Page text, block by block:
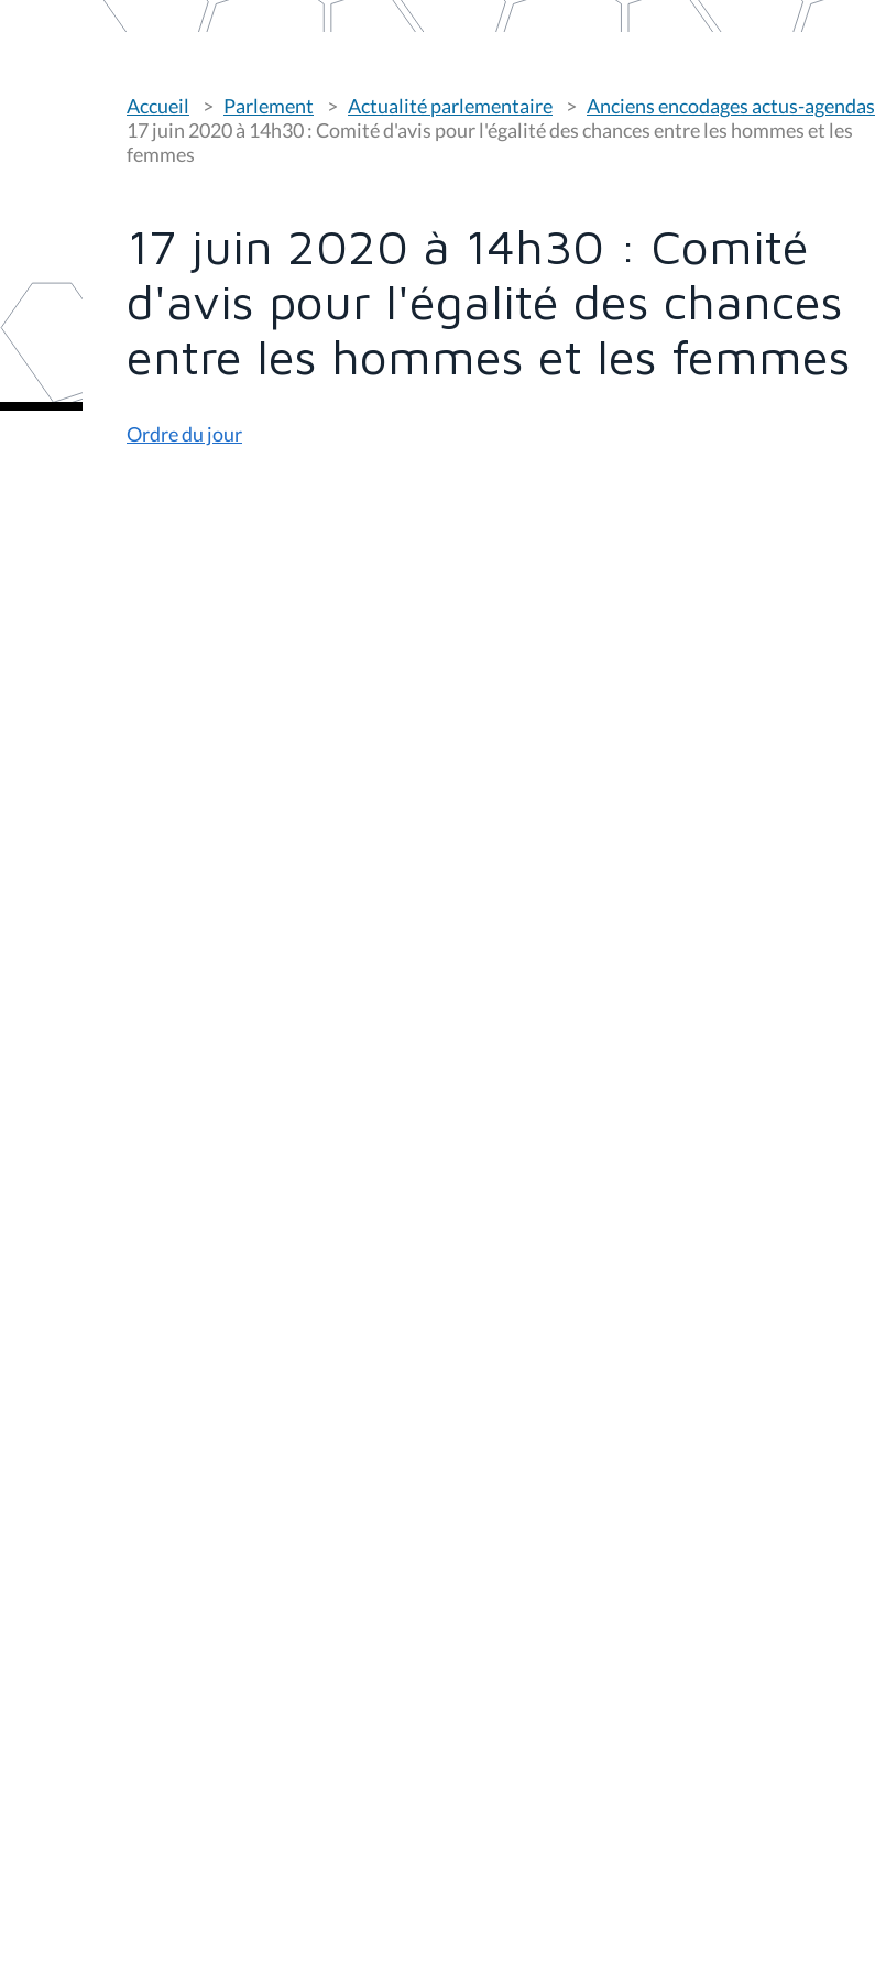
o
u
s
ê
:
Accueil Parlement Actualité parlementaire
Anciens encodages actus-agendas
17 juin 2020 à 14h30 : Comité d'avis pour l'égalité des chances entre les hommes et les
femmes
17 juin 2020 à 14h30 : Comité
d'avis pour l'égalité des chances
entre les hommes et les femmes
Ordre du jour